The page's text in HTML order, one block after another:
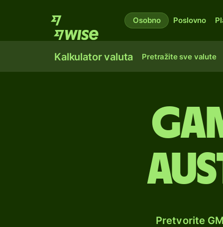
Osobno Poslovno
Kalkulator valuta Pretražite sve valute
Pretvorite